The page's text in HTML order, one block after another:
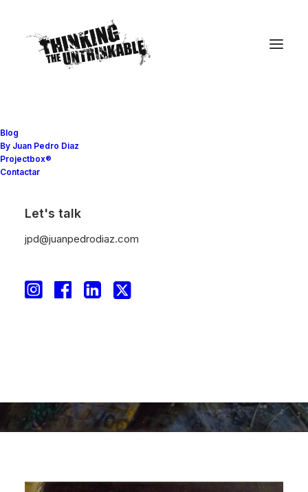
Blog
By Juan Pedro Diaz
Projectbox®
Contactar
Let's talk
jpd@juanpedrodiaz.com
Educación
El debate de la
movilidad comienza en